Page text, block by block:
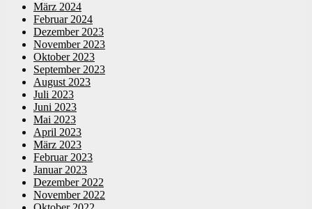
März 2024
Februar 2024
Dezember 2023
November 2023
Oktober 2023
September 2023
August 2023
Juli 2023
Juni 2023
Mai 2023
April 2023
März 2023
Februar 2023
Januar 2023
Dezember 2022
November 2022